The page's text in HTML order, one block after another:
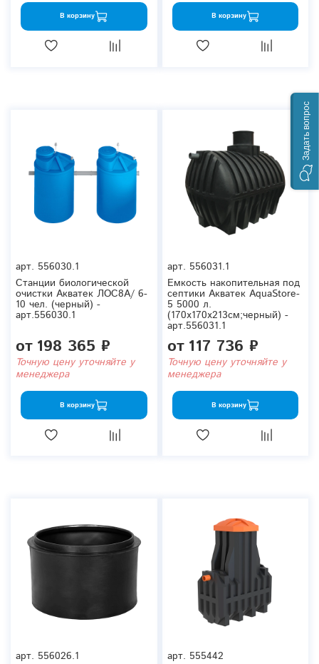
В корзину В корзину
арт. 556030.1
Станции биологической
очистки Акватек ЛОС8A/ 6-
10 чел. (черный) -
арт.556030.1
от 198 365 ₽
Точную цену уточняйте у
менеджера
В корзину
арт. 556031.1
Емкость накопительная под
септики Акватек AquaStore-
5 5000 л.
(170x170x213см;черный) -
арт.556031.1
от 117 736 ₽
Точную цену уточняйте у
менеджера
В корзину
арт. 556026.1
арт. 555442
Задать вопрос